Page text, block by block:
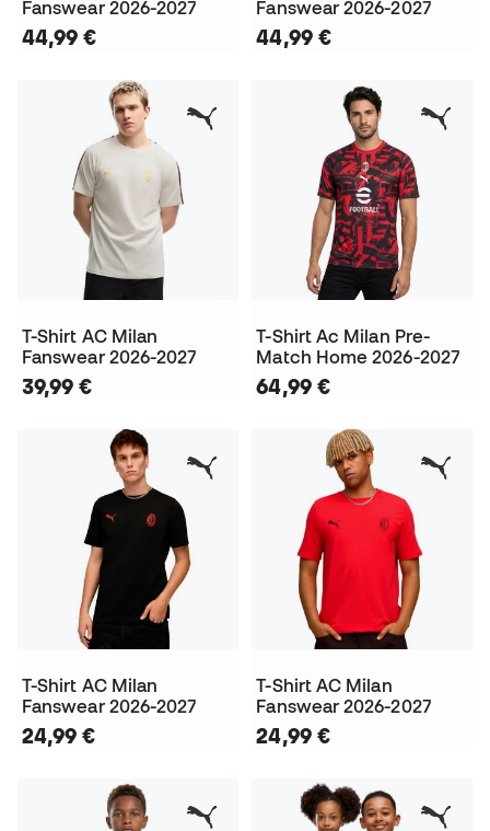
Fanswear 2026-2027
44,99 €
Fanswear 2026-2027
44,99 €
T-Shirt AC Milan
Fanswear 2026-2027
39,99 €
T-Shirt Ac Milan Pre-
Match Home 2026-2027
64,99 €
T-Shirt AC Milan
Fanswear 2026-2027
24,99 €
T-Shirt AC Milan
Fanswear 2026-2027
24,99 €